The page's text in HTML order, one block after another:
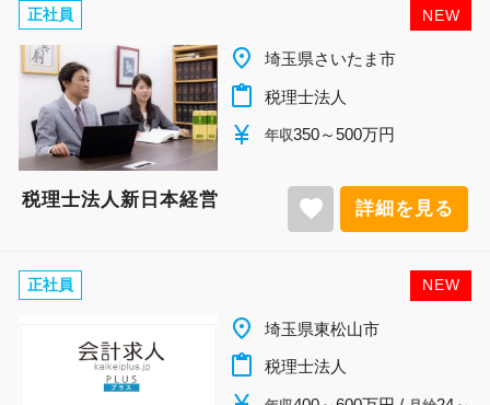
NEW
正社員
place 埼玉県さいたま市
content_paste 税理士法人
currency_yen 年収350～500万円
税理士法人新日本経営 favorite 詳細を見る
NEW
正社員
place 埼玉県東松山市
content_paste 税理士法人